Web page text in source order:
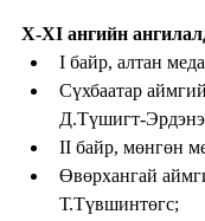
X-XI ангийн
I байр, алтан
Сүхбаатар
Д.Түшигт-
II байр, мөнгөн
Өвөрхангай
Т.Түвшинтөгс;